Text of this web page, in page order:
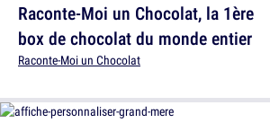
Raconte-Moi un Chocolat, la 1ère
box de chocolat du monde entier
Raconte-Moi un Chocolat